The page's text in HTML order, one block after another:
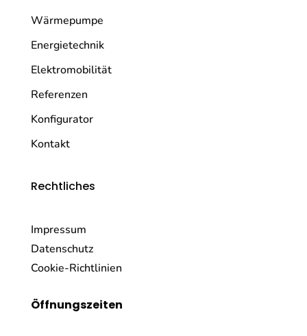
Wärmepumpe
Energietechnik
Elektromobilität
Referenzen
Konfigurator
Kontakt
Rechtliches
Impressum
Datenschutz
Cookie-Richtlinien
Öffnungszeiten